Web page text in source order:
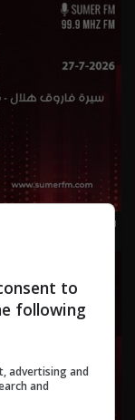
سيرة فاروق هلال - كاسيت
to
following
advertising and
and